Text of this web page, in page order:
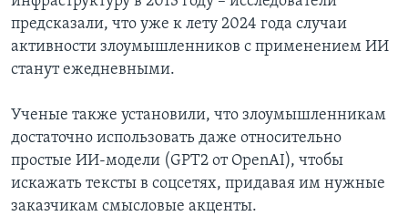
предсказали, что уже к лету 2024 года случаи
активности злоумышленников с применением ИИ
станут ежедневными.
Ученые также установили, что злоумышленникам
достаточно использовать даже относительно
простые ИИ-модели (GPT2 от OpenAI), чтобы
искажать тексты в соцсетях, придавая им нужные
заказчикам смысловые акценты.